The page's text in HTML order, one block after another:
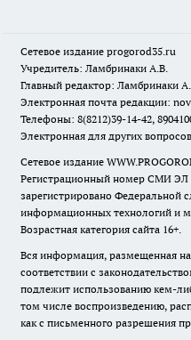
Сетевое издание progorod35.ru
Учредитель: Ламбринаки А.В.
Главный редактор: Ламбринаки
Электронная почта редакции:
Телефоны: 8(8212)39-14-42,
Электронная для других
Сетевое издание
Регистрационный номер СМИ ЭЛ
зарегистрировано Федеральной
информационных технологий и
Возрастная категория сайта 16+.
Вся информация, размещенная
соответствии с
подлежит использованию кем-
том числе воспроизведению,
как с письменного разрешения